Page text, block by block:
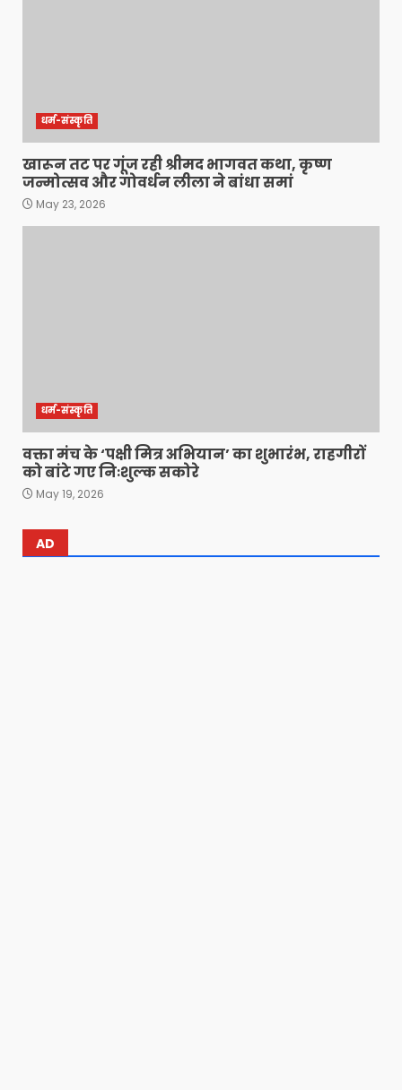
धर्म-संस्कृति
खारून तट पर गूंज रही श्रीमद भागवत कथा, कृष्ण
जन्मोत्सव और गोवर्धन लीला ने बांधा समां
May 23, 2026
धर्म-संस्कृति
वक्ता मंच के ‘पक्षी मित्र अभियान’ का शुभारंभ, राहगीरों
को बांटे गए निःशुल्क सकोरे
May 19, 2026
AD